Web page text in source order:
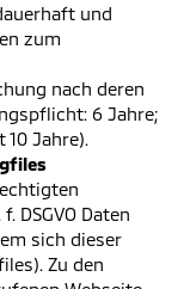
und
zum
nach deren
6 Jahre;
Jahre).
DSGVO Daten
sich dieser
Zu den